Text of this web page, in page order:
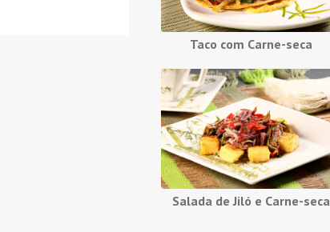
Taco com Carne-seca
Salada de Jiló e Carne-seca